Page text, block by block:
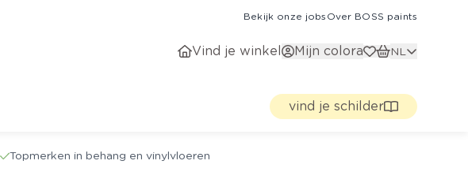
Bekijk onze jobs Over BOSS paints
Vind je winkel Mijn colora NL
vind je schilder
Topmerken in behang en vinylvloeren